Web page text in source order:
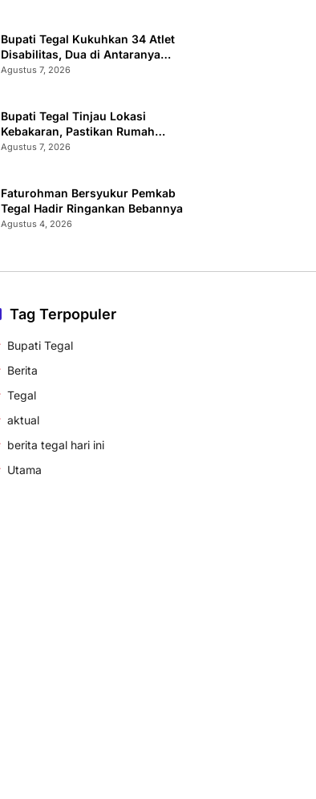
Bupati Tegal Kukuhkan 34 Atlet
Disabilitas, Dua di Antaranya
Berlaga di Level Dunia
Agustus 7, 2026
Bupati Tegal Tinjau Lokasi
Kebakaran, Pastikan Rumah
Korban Diperbaiki
Agustus 7, 2026
Faturohman Bersyukur Pemkab
Tegal Hadir Ringankan Bebannya
Agustus 4, 2026
Tag Terpopuler
Bupati Tegal
Berita
Tegal
aktual
berita tegal hari ini
Utama